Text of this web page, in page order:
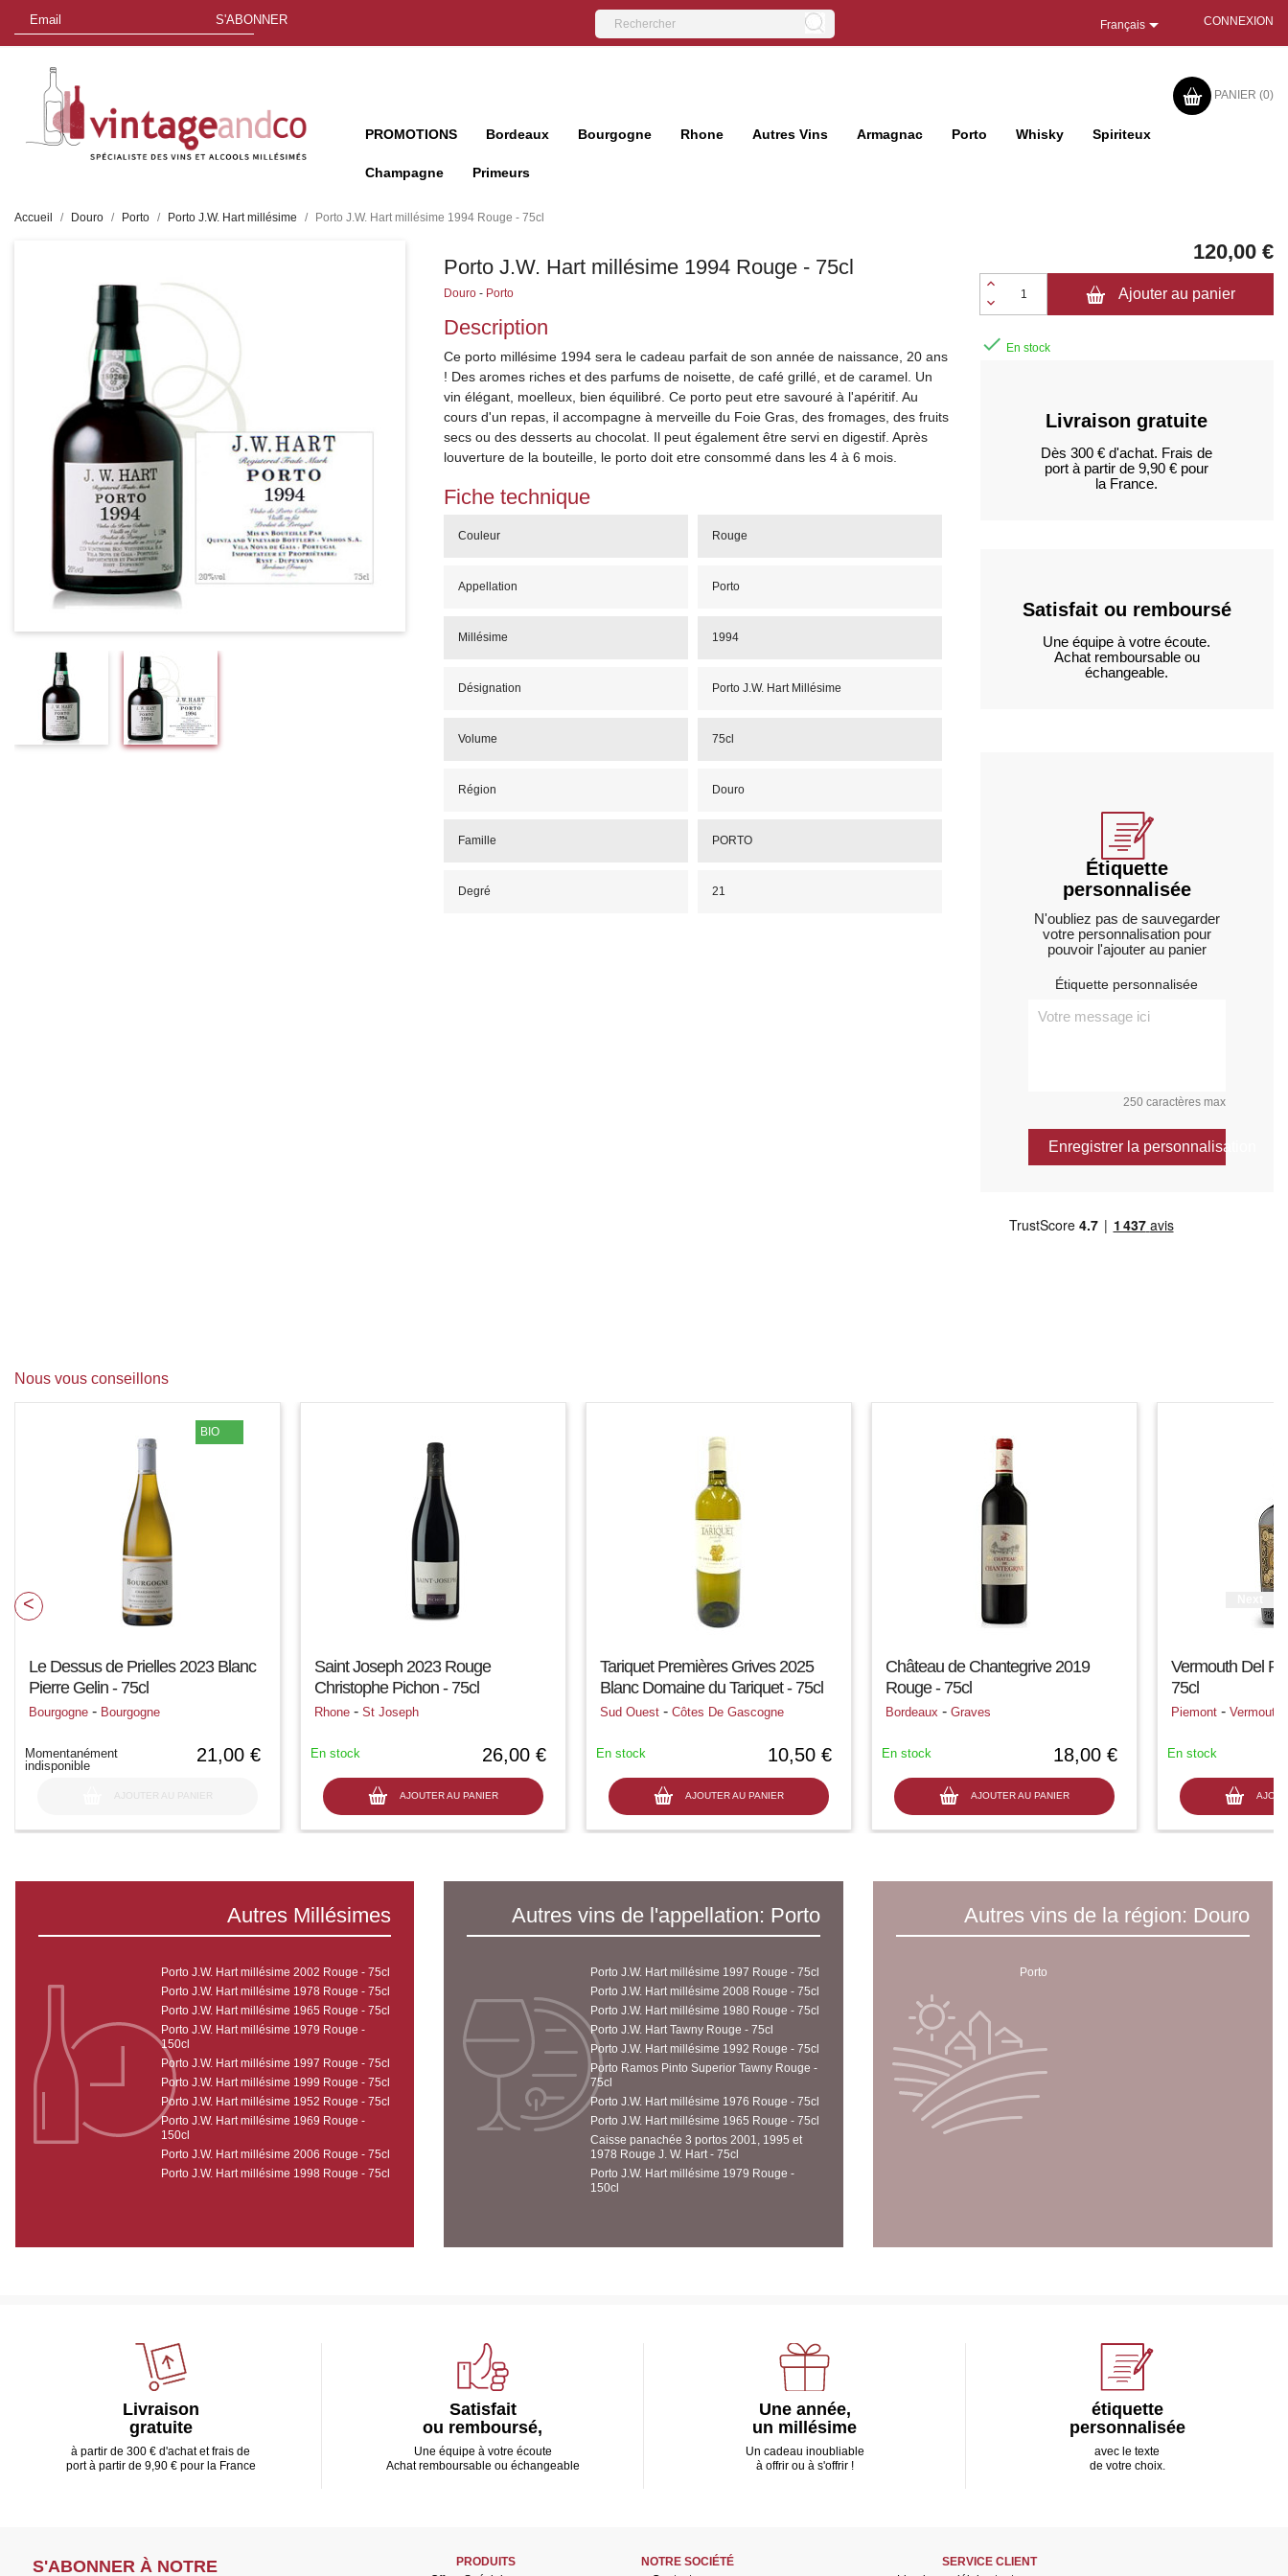
S'ABONNER Français CONNEXION
PANIER (0)
PROMOTIONS Bordeaux Bourgogne Rhone Autres Vins Armagnac Porto Whisky Spiriteux
Champagne Primeurs
Accueil Douro Porto Porto J.W. Hart millésime Porto J.W. Hart millésime 1994 Rouge - 75cl
Porto J.W. Hart millésime 1994 Rouge - 75cl
Douro- Porto
Description
Ce porto millésime 1994 sera le cadeau parfait de son année de naissance, 20 ans
! Des aromes riches et des parfums de noisette, de café grillé, et de caramel. Un
vin élégant, moelleux, bien équilibré. Ce porto peut etre savouré à l'apéritif. Au
cours d'un repas, il accompagne à merveille du Foie Gras, des fromages, des fruits
secs ou des desserts au chocolat. Il peut également être servi en digestif. Après
louverture de la bouteille, le porto doit etre consommé dans les 4 à 6 mois.
Fiche technique
Couleur Rouge
Appellation Porto
Millésime 1994
Désignation Porto J.W. Hart Millésime
Volume 75cl
Région Douro
Famille PORTO
Degré 21
120,00 €
Ajouter au panier
 En stock
Livraison gratuite
Dès 300 € d'achat. Frais de
port à partir de 9,90 € pour
la France.
Satisfait ou remboursé
Une équipe à votre écoute.
Achat remboursable ou
échangeable.
Étiquette
personnalisée
N'oubliez pas de sauvegarder
votre personnalisation pour
pouvoir l'ajouter au panier
Étiquette personnalisée
250 caractères max
Enregistrer la personnalisation
Nous vous conseillons
Le Dessus de Prielles 2023 Blanc
Pierre Gelin - 75cl
Bourgogne - Bourgogne
21,00 €
AJOUTER AU PANIER
Momentanément
indisponible
BIO
Saint Joseph 2023 Rouge
Christophe Pichon - 75cl
Rhone - St Joseph
26,00 €
AJOUTER AU PANIER
En stock
Tariquet Premières Grives 2025
Blanc Domaine du Tariquet - 75cl
Sud Ouest - Côtes De Gascogne
10,50 €
AJOUTER AU PANIER
En stock
Château de Chantegrive 2019
Rouge - 75cl
Bordeaux - Graves
18,00 €
AJOUTER AU PANIER
En stock
Vermouth Del
75cl
Piemont - Vermouth
En stock
Autres Millésimes
Porto J.W. Hart millésime 2002 Rouge - 75cl
Porto J.W. Hart millésime 1978 Rouge - 75cl
Porto J.W. Hart millésime 1965 Rouge - 75cl
Porto J.W. Hart millésime 1979 Rouge -
150cl
Porto J.W. Hart millésime 1997 Rouge - 75cl
Porto J.W. Hart millésime 1999 Rouge - 75cl
Porto J.W. Hart millésime 1952 Rouge - 75cl
Porto J.W. Hart millésime 1969 Rouge -
150cl
Porto J.W. Hart millésime 2006 Rouge - 75cl
Porto J.W. Hart millésime 1998 Rouge - 75cl
Autres vins de l'appellation: Porto
Porto J.W. Hart millésime 1997 Rouge - 75cl
Porto J.W. Hart millésime 2008 Rouge - 75cl
Porto J.W. Hart millésime 1980 Rouge - 75cl
Porto J.W. Hart Tawny Rouge - 75cl
Porto J.W. Hart millésime 1992 Rouge - 75cl
Porto Ramos Pinto Superior Tawny Rouge -
75cl
Porto J.W. Hart millésime 1976 Rouge - 75cl
Porto J.W. Hart millésime 1965 Rouge - 75cl
Caisse panachée 3 portos 2001, 1995 et
1978 Rouge J. W. Hart - 75cl
Porto J.W. Hart millésime 1979 Rouge -
150cl
Autres vins de la région: Douro
Porto
Livraison
gratuite
à partir de 300 € d'achat et frais de
port à partir de 9,90 € pour la France
Satisfait
ou remboursé,
Une équipe à votre écoute
Achat remboursable ou échangeable
Une année,
un millésime
Un cadeau inoubliable
à offrir ou à s'offrir !
étiquette
personnalisée
avec le texte
de votre choix.
S'ABONNER À NOTRE
PRODUITS
NOTRE SOCIÉTÉ
SERVICE CLIENT